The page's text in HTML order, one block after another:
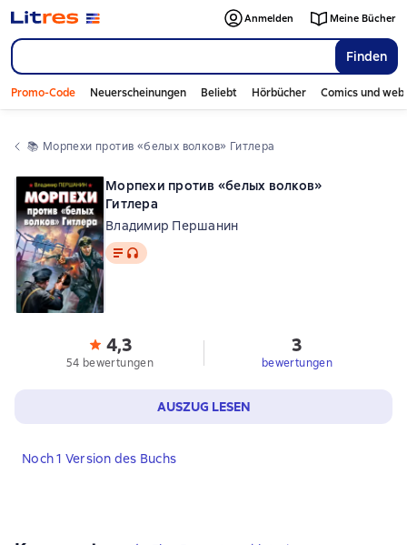
Finden
Anmelden Meine Bücher
Promo-Code Neuerscheinungen Beliebt Hörbücher Comics und
📚 Морпехи против «белых волков» Гитлера
Морпехи против «белых волков»
Гитлера
Владимир Першанин
Text, Audioformat verfügbar
4,3
54 bewertungen
3
bewertungen
AUSZUG LESEN
Noch 1 Version des Buchs